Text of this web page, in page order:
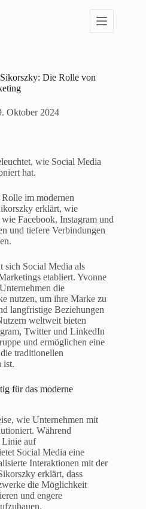
Die Rolle von
Oktober 2024
wie Social Media
hat.
im modernen
erklärt, wie
Facebook, Instagram und
und tiefere Verbindungen
sich Social Media als
etabliert. Yvonne
die
nutzen, um ihre Marke zu
langfristige Beziehungen
weltweit bieten
Twitter und LinkedIn
und ermöglichen eine
traditionellen
ist.
für das moderne
wie Unternehmen mit
Während
Linie auf
Social Media eine
Interaktionen mit der
erklärt, dass
die Möglichkeit
und engere